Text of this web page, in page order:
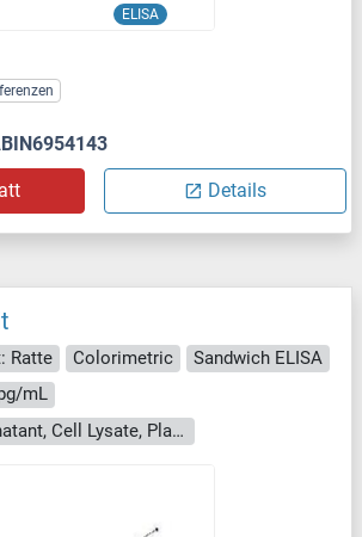
ELISA
Details
Ratte Colorimetric
Sandwich ELISA
mL
Cell Culture Supernatant, Cell Lysate, Plasma, Serum, Tissue Homogenate